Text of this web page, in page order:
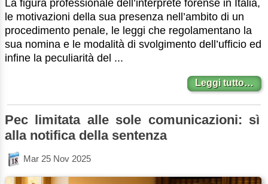
La figura professionale dell’interprete forense in Italia,
le motivazioni della sua presenza nell’ambito di un
procedimento penale, le leggi che regolamentano la
sua nomina e le modalità di svolgimento dell’ufficio ed
infine la peculiarità del ...
Leggi tutto…
Pec limitata alle sole comunicazioni: sì
alla notifica della sentenza
Mar 25 Nov 2025